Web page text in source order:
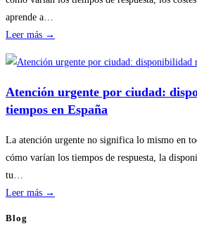
aprende a…
Leer más →
por
temporada
de
calderas:
Atención urgente por ciudad:
tiempos en España
La atención urgente no significa lo mismo en
cómo varían los tiempos de respuesta, la
tu…
Leer más →
Blog